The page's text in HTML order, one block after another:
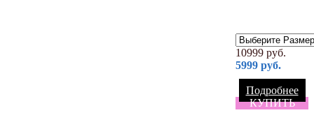
10999 руб.
5999 руб.
Подробнее
КУПИТЬ